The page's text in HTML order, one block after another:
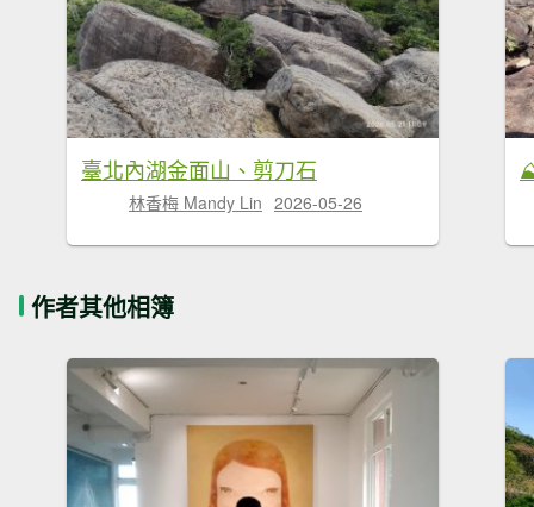
臺北內湖金面山、剪刀石
林香梅 Mandy Lin 2026-05-26
作者其他相簿